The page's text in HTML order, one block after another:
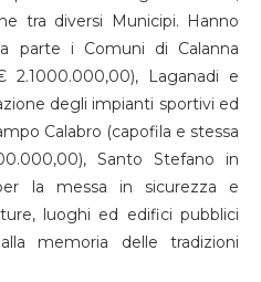
tra diversi Municipi. Hanno
parte i Comuni di Calanna
2.1000.000,00), Laganadi e
degli impianti sportivi ed
Calabro (capofila e stessa
Santo Stefano in
la messa in sicurezza e
luoghi ed edifici pubblici
memoria delle tradizioni